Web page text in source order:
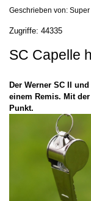
Geschrieben von:
Zugriffe: 44335
SC Capelle
Der Werner SC II
einem Remis. Mit
Punkt.